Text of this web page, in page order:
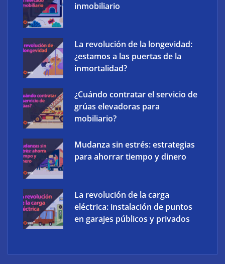
Atos impulsa la soberanía digital con una
plataforma propia Atos Sovereign Cloud
inmobiliario
La revolución de la longevidad:
¿estamos a las puertas de la
inmortalidad?
¿Cuándo contratar el servicio de
grúas elevadoras para
mobiliario?
Mudanza sin estrés: estrategias
para ahorrar tiempo y dinero
La revolución de la carga
eléctrica: instalación de puntos
en garajes públicos y privados